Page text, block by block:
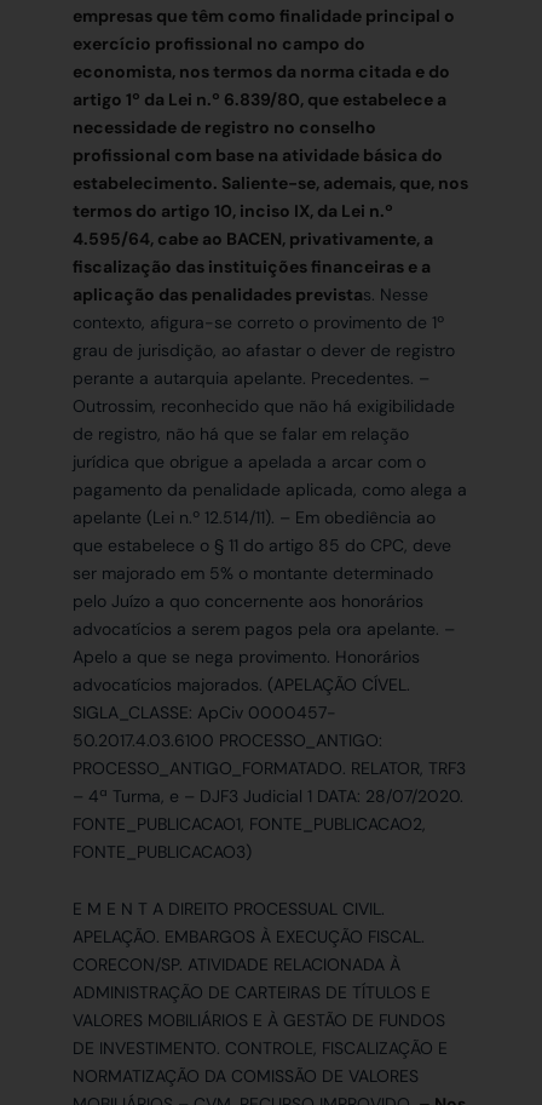
empresas que têm como finalidade principal o
exercício profissional no campo do
economista, nos termos da norma citada e do
artigo 1º da Lei n.º 6.839/80, que estabelece a
necessidade de registro no conselho
profissional com base na atividade básica do
estabelecimento. Saliente-se, ademais, que, nos
termos do artigo 10, inciso IX, da Lei n.º
4.595/64, cabe ao BACEN, privativamente, a
fiscalização das instituições financeiras e a
aplicação das penalidades previstas. Nesse
contexto, afigura-se correto o provimento de 1º
grau de jurisdição, ao afastar o dever de registro
perante a autarquia apelante. Precedentes. –
Outrossim, reconhecido que não há exigibilidade
de registro, não há que se falar em relação
jurídica que obrigue a apelada a arcar com o
pagamento da penalidade aplicada, como alega a
apelante (Lei n.º 12.514/11). – Em obediência ao
que estabelece o § 11 do artigo 85 do CPC, deve
ser majorado em 5% o montante determinado
pelo Juízo a quo concernente aos honorários
advocatícios a serem pagos pela ora apelante. –
Apelo a que se nega provimento. Honorários
advocatícios majorados. (APELAÇÃO CÍVEL.
SIGLA_CLASSE: ApCiv 0000457-
50.2017.4.03.6100 PROCESSO_ANTIGO:
PROCESSO_ANTIGO_FORMATADO. RELATOR, TRF3
– 4ª Turma, e – DJF3 Judicial 1 DATA: 28/07/2020.
FONTE_PUBLICACAO1, FONTE_PUBLICACAO2,
FONTE_PUBLICACAO3)
E M E N T A DIREITO PROCESSUAL CIVIL.
APELAÇÃO. EMBARGOS À EXECUÇÃO FISCAL.
CORECON/SP. ATIVIDADE RELACIONADA À
ADMINISTRAÇÃO DE CARTEIRAS DE TÍTULOS E
VALORES MOBILIÁRIOS E À GESTÃO DE FUNDOS
DE INVESTIMENTO. CONTROLE, FISCALIZAÇÃO E
NORMATIZAÇÃO DA COMISSÃO DE VALORES